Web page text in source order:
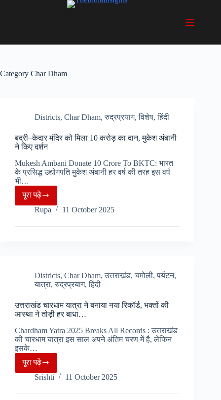
Category Char Dham
Districts, Char Dham,रुद्रप्रयाग,विशेष,हिंदी
बद्री–केदार मंदिर को मिला 10 करोड़ का दान, मुकेश अंबानी
ने किए दर्शन
Mukesh Ambani Donate 10 Crore To BKTC: भारत
के प्रसिद्ध उद्योगपति मुकेश अंबानी हर वर्ष की तरह इस वर्ष
भी…
पूरा पढ़ेबद्री–
केदार
मंदिर
करोड़
का
दान,
मुकेश
अंबानी
ने
किए
दर्शन
Rupa 11 October 2025
Districts, Char Dham,उत्तराखंड,चमोली,पर्यटन,
यात्रा,रुद्रप्रयाग,हिंदी
उत्तराखंड चारधाम यात्रा ने बनाया नया रिकॉर्ड, भक्तों की
आस्था ने तोड़ी हर बाधा…
Chardham Yatra 2025 Breaks All Records : उत्तराखंड
की चारधाम यात्रा इस साल अपने अंतिम चरण में है, लेकिन
इसके…
पूरा पढ़ेउत्तराखंड
चारधाम
यात्रा
Srishti 11 October 2025